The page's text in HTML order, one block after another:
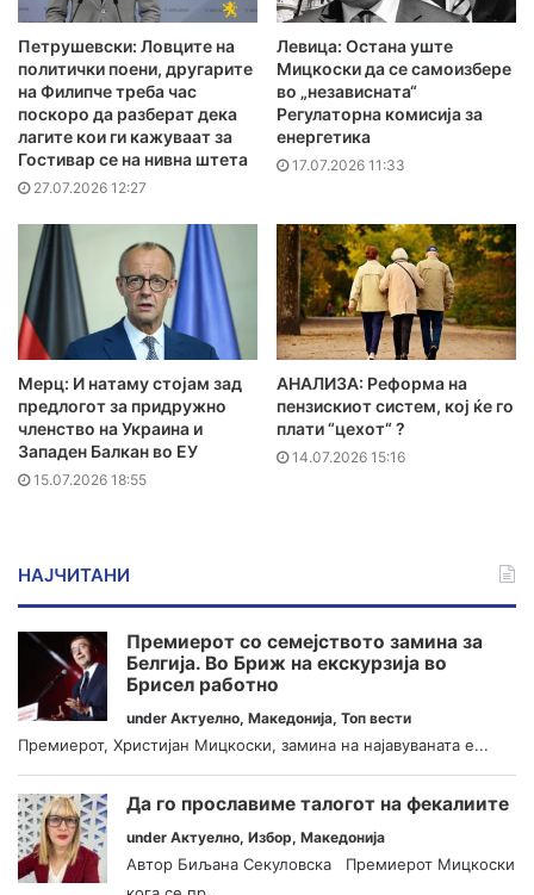
Петрушевски: Ловците на
политички поени, другарите
на Филипче треба час
поскоро да разберат дека
лагите кои ги кажуваат за
Гостивар се на нивна штета
27.07.2026 12:27
Левица: Остана уште
Мицкоски да се самоизбере
во „независната“
Регулаторна комисија за
енергетика
17.07.2026 11:33
Мерц: И натаму стојам зад
предлогот за придружно
членство на Украина и
Западен Балкан во ЕУ
15.07.2026 18:55
АНАЛИЗА: Реформа на
пензискиот систем, кој ќе го
плати “цехот“ ?
14.07.2026 15:16
НАЈЧИТАНИ
Премиерот со семејството замина за
Белгија. Во Бриж на екскурзија во
Брисел работно
under Актуелно, Македонија, Топ вести
Премиерот, Христијан Мицкоски, замина на најавуваната е...
Да го прославиме талогот на фекалиите
under Актуелно, Избор, Македонија
Автор Биљана Секуловска Премиерот Мицкоски